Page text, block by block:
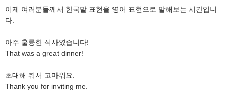
이제 여러분들께서 한국말 표현을 영어 표현으로 말해보는 시간입니
다.
아주 훌륭한 식사였습니다!
That was a great dinner!
초대해 줘서 고마워요.
Thank you for inviting me.